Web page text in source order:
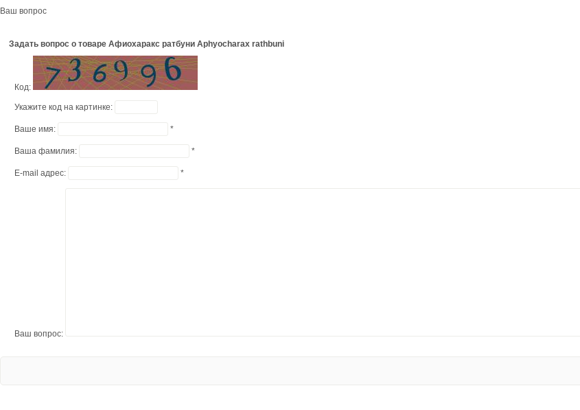
Ваш вопрос
Задать вопрос о товаре Афиохаракс ратбуни Aphyocharax rathbuni
Код:
Укажите код на картинке:
Ваше имя: *
Ваша фамилия: *
E-mail адрес: *
Ваш вопрос: